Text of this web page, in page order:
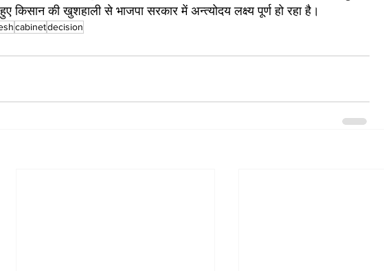
किसान की खुशहाली से भाजपा सरकार में अन्त्योदय लक्ष्य पूर्ण हो रहा है।
cabinetdecision